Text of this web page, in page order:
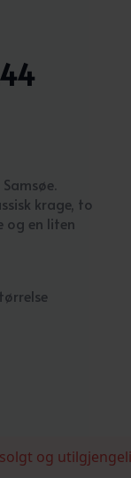
krage, to
og en liten
og